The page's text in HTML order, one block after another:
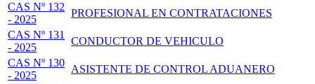
CAS Nº 132
- 2025
PROFESIONAL EN CONTRATACIONES
CAS Nº 131
- 2025
CONDUCTOR DE VEHICULO
CAS Nº 130
- 2025
ASISTENTE DE CONTROL ADUANERO